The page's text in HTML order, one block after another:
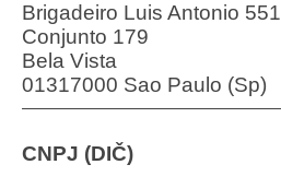
Brigadeiro Luis Antonio 551
Conjunto 179
Bela Vista
01317000 Sao Paulo (Sp)
CNPJ (DIČ)